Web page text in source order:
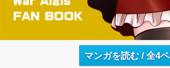
マンガを読む / 全4